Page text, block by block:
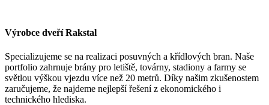
Výrobce dveří Rakstal
Specializujeme se na realizaci posuvných a křídlových bran. Naše
portfolio zahrnuje brány pro letiště, továrny, stadiony a farmy se
světlou výškou vjezdu více než 20 metrů. Díky našim zkušenostem
zaručujeme, že najdeme nejlepší řešení z ekonomického i
technického hlediska.